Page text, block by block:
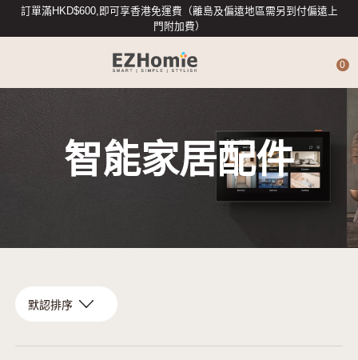
訂單滿HKD$600,即可享香港免運費（離島及偏遠地區需另到付偏遠上
門附加費）
4G攝影機
智能攝影機
專業數據存儲
智能入戶
智能家居配件
0
智能家居配件